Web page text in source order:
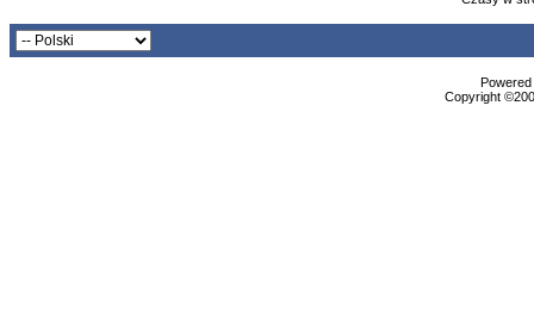
Copyright